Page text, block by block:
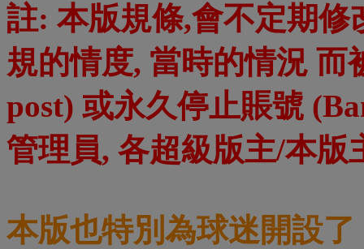
註: 本版規條,會不定期
規的情度, 當時的情況 而
post) 或永久停止賬號
管理員, 各超級版主/本版
本版也特別為球迷開設了